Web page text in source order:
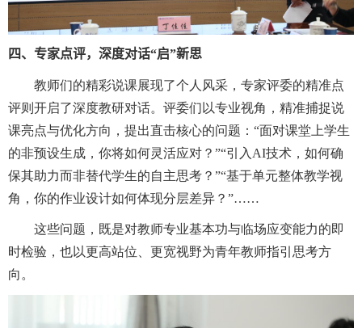
四、专家点评，深度对话“启”新思
教师们的精彩说课展现了个人风采，专家评委的精准点
评则开启了深度教研对话。评委们以专业视角，精准捕捉说
课亮点与优化方向，提出直击核心的问题：“面对课堂上学生
的非预设生成，你将如何灵活应对？”“引入 AI技术，如何确
保其助力而非替代学生的自主思考？”“基于单元整体教学视
角，你的作业设计如何体现分层差异？”……
这些问题，既是对教师专业基本功与临场应变能力的即
时检验，也以更高站位、更宽视野为青年教师指引思考方
向。